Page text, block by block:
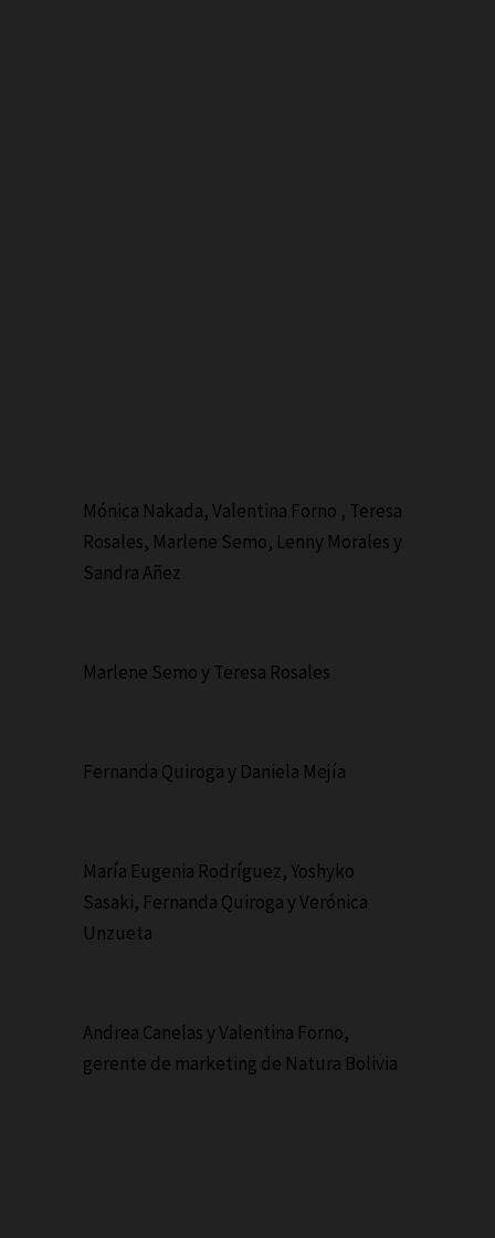
Mónica Nakada, Valentina Forno , Teresa
Rosales, Marlene Semo, Lenny Morales y
Sandra Añez
Marlene Semo y Teresa Rosales
Fernanda Quiroga y Daniela Mejía
María Eugenia Rodríguez, Yoshyko
Sasaki, Fernanda Quiroga y Verónica
Unzueta
Andrea Canelas y Valentina Forno,
gerente de marketing de Natura Bolivia